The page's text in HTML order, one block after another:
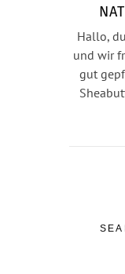
Hallo,
und wir
gut